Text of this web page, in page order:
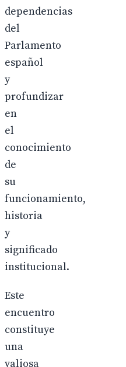
dependencias
del
Parlamento
español
y
profundizar
en
el
conocimiento
de
su
funcionamiento,
historia
y
significado
institucional.
Este
encuentro
constituye
una
valiosa